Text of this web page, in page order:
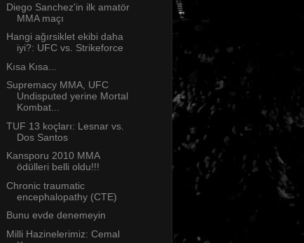
Diego Sanchez'in ilk amatör
MMA maçı
Hangi ağırsiklet ekibi daha
iyi?: UFC vs. Strikeforce
Kısa Kısa...
Supremacy MMA, UFC
Undisputed yerine Mortal
Kombat...
TUF 13 koçları: Lesnar vs.
Dos Santos
Kansporu 2010 MMA
ödülleri belli oldu!!!
Chronic traumatic
encephalopathy (CTE)
Bunu evde denemeyin
Milli Hazinelerimiz: Cemal